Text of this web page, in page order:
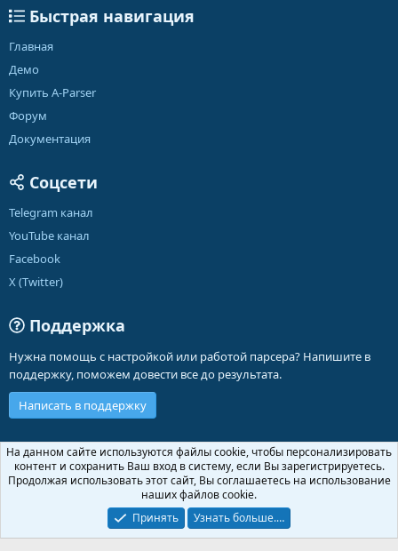
Быстрая навигация
Главная
Демо
Купить A-Parser
Форум
Документация
Соцсети
Telegram канал
YouTube канал
Facebook
X (Twitter)
Поддержка
Нужна помощь с настройкой или работой парсера? Напишите в
поддержку, поможем довести все до результата.
Написать в поддержку
Russian (RU)
Обратная связь
Условия и правила
Политика конфиденциальности
Помощь
Community platform by XenForo ® © 2010-2026 XenForo Ltd.
На данном сайте используются файлы cookie, чтобы персонализировать
контент и сохранить Ваш вход в систему, если Вы зарегистрируетесь.
Продолжая использовать этот сайт, Вы соглашаетесь на использование
наших файлов cookie.
Принять
Узнать больше.…